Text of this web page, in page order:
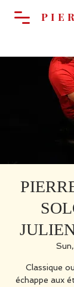
Classique
échappe aux